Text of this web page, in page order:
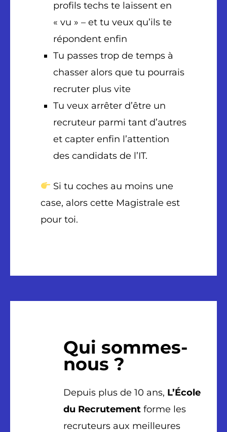
profils techs te laissent en
« vu » – et tu veux qu’ils te
répondent enfin
Tu passes trop de temps à
chasser alors que tu pourrais
recruter plus vite
Tu veux arrêter d’être un
recruteur parmi tant d’autres
et capter enfin l’attention
des candidats de l’IT.
Si tu coches au moins une
case, alors cette Magistrale est
pour toi.
Qui sommes-
nous ?
Depuis plus de 10 ans, L’École
du Recrutement forme les
recruteurs aux meilleures